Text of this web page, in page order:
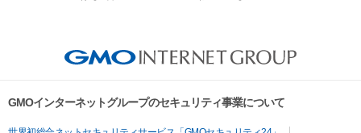
GMOインターネットグループのセキュリティ事業について